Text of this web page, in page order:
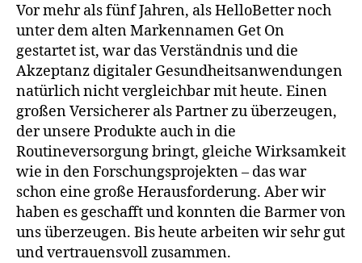
Vor mehr als fünf Jahren, als HelloBetter noch
unter dem alten Markennamen Get On
gestartet ist, war das Verständnis und die
Akzeptanz digitaler Gesundheitsanwendungen
natürlich nicht vergleichbar mit heute. Einen
großen Versicherer als Partner zu überzeugen,
der unsere Produkte auch in die
Routineversorgung bringt, gleiche Wirksamkeit
wie in den Forschungsprojekten – das war
schon eine große Herausforderung. Aber wir
haben es geschafft und konnten die Barmer von
uns überzeugen. Bis heute arbeiten wir sehr gut
und vertrauensvoll zusammen.